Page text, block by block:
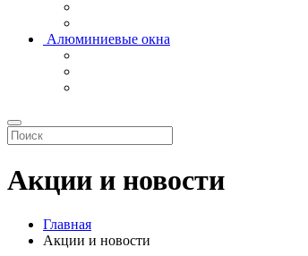
Алюминиевые окна
Акции и новости
Главная
Акции и новости